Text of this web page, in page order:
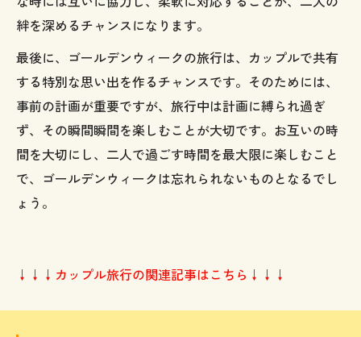
絆を深めるチャンスになります。
最後に、ゴールデンウィークの旅行は、カップルで共有
する特別な思い出を作るチャンスです。そのためには、
事前の計画が重要ですが、旅行中は計画に縛られ過ぎ
ず、その瞬間瞬間を楽しむことが大切です。お互いの時
間を大切にし、二人で過ごす時間を最大限に楽しむこと
で、ゴールデンウィークは忘れられないものとなるでし
ょう。
↓↓↓カップル旅行の関連記事はこちら↓↓↓